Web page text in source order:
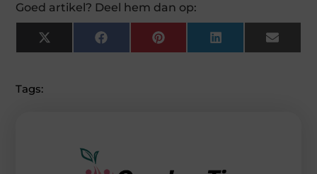
Goed artikel? Deel hem dan op:
X
(
F
A
P
I
L
I
E
M
Tags: